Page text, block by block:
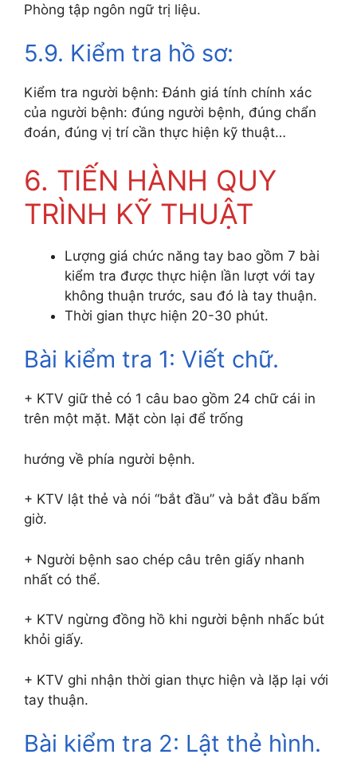
Phòng tập ngôn ngữ trị liệu.
5.9. Kiểm tra hồ sơ:
Kiểm tra người bệnh: Đánh giá tính chính xác
của người bệnh: đúng người bệnh, đúng chẩn
đoán, đúng vị trí cần thực hiện kỹ thuật…
6. TIẾN HÀNH QUY
TRÌNH KỸ THUẬT
Lượng giá chức năng tay bao gồm 7 bài
kiểm tra được thực hiện lần lượt với tay
không thuận trước, sau đó là tay thuận.
Thời gian thực hiện 20-30 phút.
Bài kiểm tra 1: Viết chữ.
+ KTV giữ thẻ có 1 câu bao gồm 24 chữ cái in
trên một mặt. Mặt còn lại để trống
hướng về phía người bệnh.
+ KTV lật thẻ và nói “bắt đầu” và bắt đầu bấm
giờ.
+ Người bệnh sao chép câu trên giấy nhanh
nhất có thể.
+ KTV ngừng đồng hồ khi người bệnh nhấc bút
khỏi giấy.
+ KTV ghi nhận thời gian thực hiện và lặp lại với
tay thuận.
Bài kiểm tra 2: Lật thẻ hình.